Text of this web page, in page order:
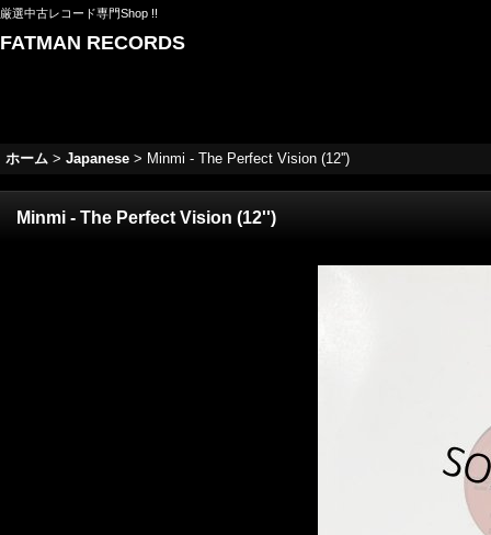
厳選中古レコード専門Shop !!
FATMAN RECORDS
ホーム > Japanese > Minmi - The Perfect Vision (12'')
Minmi - The Perfect Vision (12'')